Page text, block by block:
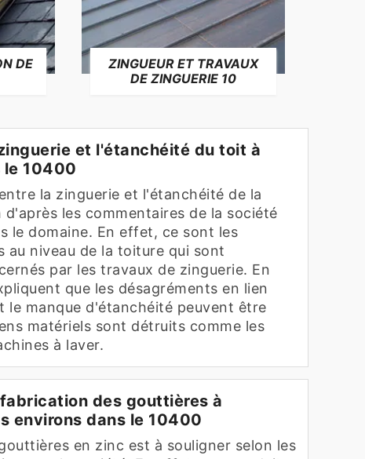
DE
ZINGUEUR ET TRAVAUX
DE ZINGUERIE 10
et l'étanchéité du toit à
le 10400
la zinguerie et l'étanchéité de la
les commentaires de la société
le domaine. En effet, ce sont les
au niveau de la toiture qui sont
par les travaux de zinguerie. En
que les désagréments en lien
le manque d'étanchéité peuvent être
matériels sont détruits comme les
à laver.
des gouttières à
environs dans le 10400
en zinc est à souligner selon les